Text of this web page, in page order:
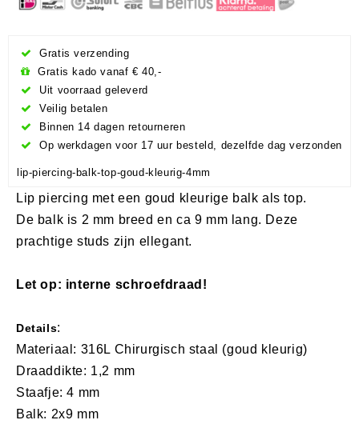
Gratis verzending
Gratis kado vanaf € 40,-
Uit voorraad geleverd
Veilig betalen
Binnen 14 dagen retourneren
Op werkdagen voor 17 uur besteld, dezelfde dag verzonden
lip-piercing-balk-top-goud-kleurig-4mm
Lip piercing met een goud kleurige balk als top.
De balk is 2 mm breed en ca 9 mm lang. Deze
prachtige studs zijn ellegant.
Let op: interne schroefdraad!
Details:
Materiaal: 316L Chirurgisch staal (goud kleurig)
Draaddikte: 1,2 mm
Staafje: 4 mm
Balk: 2x9 mm